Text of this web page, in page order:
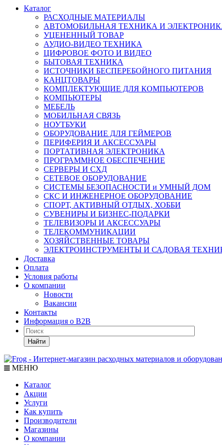
Каталог
РАСХОДНЫЕ МАТЕРИАЛЫ
АВТОМОБИЛЬНАЯ ТЕХНИКА И
УЦЕНЕННЫЙ ТОВАР
АУДИО-ВИДЕО ТЕХНИКА
ЦИФРОВОЕ ФОТО И ВИДЕО
БЫТОВАЯ ТЕХНИКА
ИСТОЧНИКИ БЕСПЕРЕБОЙНОГО ПИТАНИЯ
КАНЦТОВАРЫ
КОМПЛЕКТУЮЩИЕ ДЛЯ КОМПЬЮТЕРОВ
КОМПЬЮТЕРЫ
МЕБЕЛЬ
МОБИЛЬНАЯ СВЯЗЬ
НОУТБУКИ
ОБОРУДОВАНИЕ ДЛЯ ГЕЙМЕРОВ
ПЕРИФЕРИЯ И АКСЕССУАРЫ
ПОРТАТИВНАЯ ЭЛЕКТРОНИКА
ПРОГРАММНОЕ ОБЕСПЕЧЕНИЕ
СЕРВЕРЫ И СХД
СЕТЕВОЕ ОБОРУДОВАНИЕ
СИСТЕМЫ БЕЗОПАСНОСТИ и УМНЫЙ ДОМ
СКС И ИНЖЕНЕРНОЕ ОБОРУДОВАНИЕ
СПОРТ, АКТИВНЫЙ ОТДЫХ, ХОББИ
СУВЕНИРЫ И БИЗНЕС-ПОДАРКИ
ТЕЛЕВИЗОРЫ И АКСЕССУАРЫ
ТЕЛЕКОММУНИКАЦИИ
ХОЗЯЙСТВЕННЫЕ ТОВАРЫ
ЭЛЕКТРОИНСТРУМЕНТЫ И САДОВАЯ
Доставка
Оплата
Условия работы
О компании
Новости
Вакансии
Контакты
Информация о B2B
Найти
МЕНЮ
Каталог
Акции
Услуги
Как купить
Производители
Магазины
О компании